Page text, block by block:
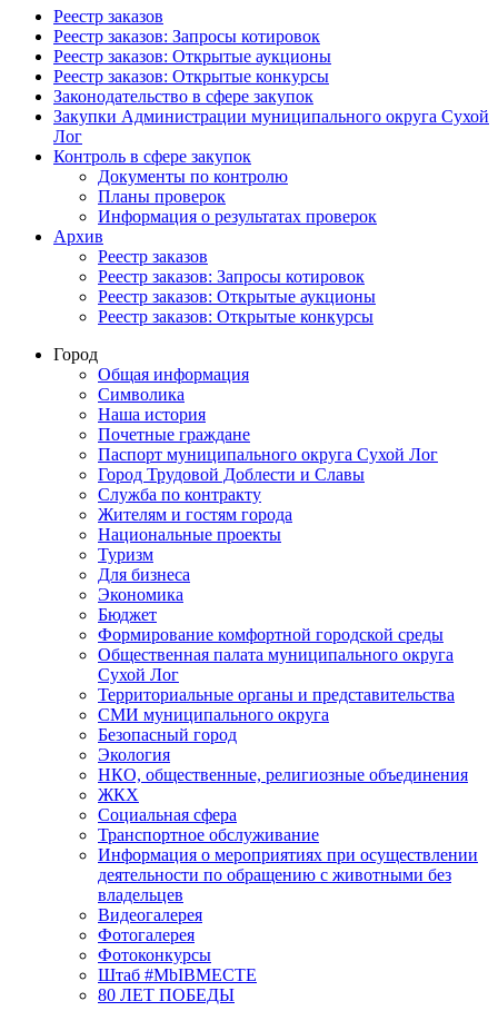
Реестр заказов
Реестр заказов: Запросы котировок
Реестр заказов: Открытые аукционы
Реестр заказов: Открытые конкурсы
Законодательство в сфере закупок
Закупки Администрации муниципального округа Сухой
Лог
Контроль в сфере закупок
Документы по контролю
Планы проверок
Информация о результатах проверок
Архив
Реестр заказов
Реестр заказов: Запросы котировок
Реестр заказов: Открытые аукционы
Реестр заказов: Открытые конкурсы
Город
Общая информация
Символика
Наша история
Почетные граждане
Паспорт муниципального округа Сухой Лог
Город Трудовой Доблести и Славы
Служба по контракту
Жителям и гостям города
Национальные проекты
Туризм
Для бизнеса
Экономика
Бюджет
Формирование комфортной городской среды
Общественная палата муниципального округа
Сухой Лог
Территориальные органы и представительства
СМИ муниципального округа
Безопасный город
Экология
НКО, общественные, религиозные объединения
ЖКХ
Социальная сфера
Транспортное обслуживание
Информация о мероприятиях при осуществлении
деятельности по обращению с животными без
владельцев
Видеогалерея
Фотогалерея
Фотоконкурсы
Штаб #MbIBMECTE
80 ЛЕТ ПОБЕДЫ